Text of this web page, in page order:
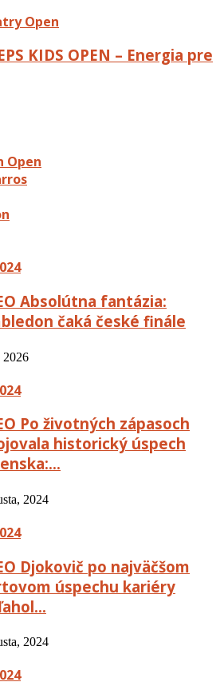
Open
KIDS OPEN – Energia pre
Open
Absolútna fantázia:
čaká české finále
2026
Po životných zápasoch
historický úspech
2024
Djokovič po najväčšom
úspechu kariéry
2024